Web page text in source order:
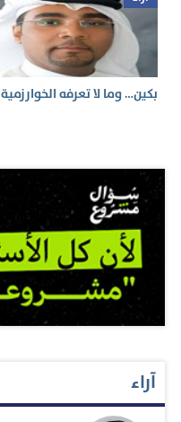
بكين… وما لا تعرفه الخوارزمية
آراء